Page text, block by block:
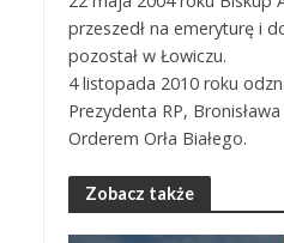
przeszedł na emeryturę i
pozostał w Łowiczu.
4 listopada 2010 roku
Prezydenta RP,
Orderem Orła Białego.
Zobacz także